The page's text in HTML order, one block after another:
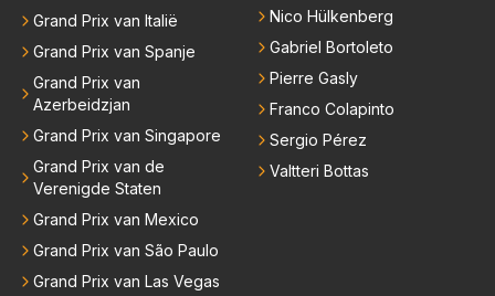
Grand Prix van Italië
Grand Prix van Spanje
Grand Prix van
Azerbeidzjan
Grand Prix van Singapore
Grand Prix van de
Verenigde Staten
Grand Prix van Mexico
Grand Prix van São Paulo
Grand Prix van Las Vegas
Nico Hülkenberg
Gabriel Bortoleto
Pierre Gasly
Franco Colapinto
Sergio Pérez
Valtteri Bottas